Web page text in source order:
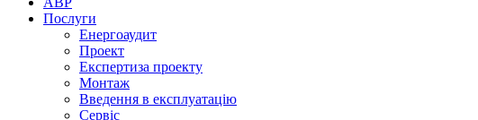
Послуги
Енергоаудит
Проект
Експертиза проекту
Монтаж
Введення в експлуатацію
Сервіс